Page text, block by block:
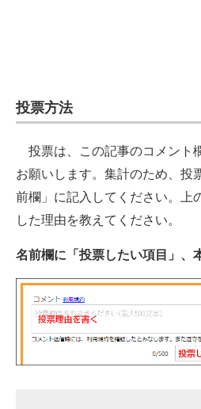
投票方法
投票は、この記事のコメント
お願いします。集計のため、投
前欄」に記入してください。上
した理由を教えてください。
名前欄に「投票したい項目」、